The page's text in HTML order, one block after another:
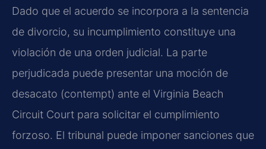
Dado que el acuerdo se incorpora a la sentencia
de divorcio, su incumplimiento constituye una
violación de una orden judicial. La parte
perjudicada puede presentar una moción de
desacato (contempt) ante el Virginia Beach
Circuit Court para solicitar el cumplimiento
forzoso. El tribunal puede imponer sanciones que